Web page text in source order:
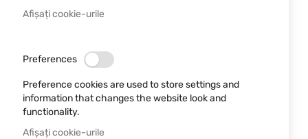
Afișați cookie-urile
Preferences
Preference cookies are used to store settings and
information that changes the website look and
functionality.
Afișați cookie-urile